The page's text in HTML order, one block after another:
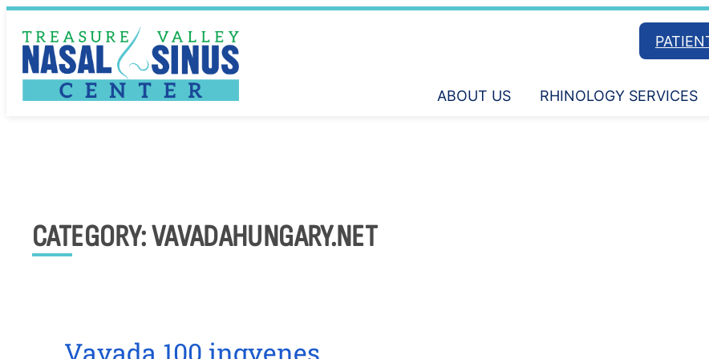
content
ABOUT US RHINOLOGY SERVICES
CATEGORY:VAVADAHUNGARY.NET
Vavada 100 ingyenes